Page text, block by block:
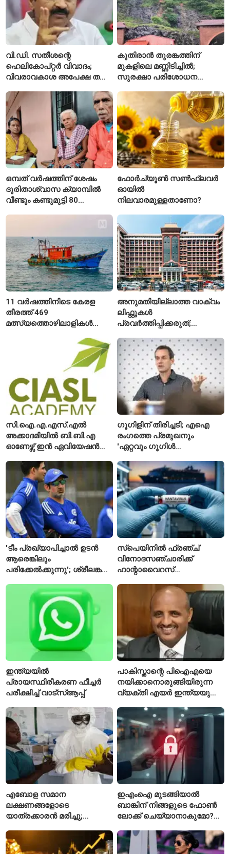
വി.ഡി. സതീശന്റെ
ഹെലികോപ്റ്റർ വിവാദം;
വിവരാവകാശ അപേക്ഷ തള്ളി
കുതിരാൻ തുരങ്കത്തിന്
മുകളിലെ മണ്ണിടിച്ചിൽ;
സുരക്ഷാ പരിശോധന
ഒമ്പത് വർഷത്തിന് ശേഷം
ദുരിതാശ്വാസ ക്യാമ്പിൽ
വീണ്ടും കണ്ടുമുട്ടി 80
ഫോർച്യൂൺ സൺഫ്ലവർ
ഓയിൽ
നിലവാരമുള്ളതാണോ?
11 വർഷത്തിനിടെ കേരള
തീരത്ത് 469
മത്സ്യത്തൊഴിലാളികൾ
കാണാതായി, 47,773 പേരെ
അനുമതിയില്ലാത്ത വാക്വം
ലിഫ്റ്റുകൾ
പ്രവർത്തിപ്പിക്കരുത്;
അനുമതിയില്ലാത്ത
ലിഫ്റ്റുകൾക്ക്
ഹൈക്കോടതിയുടെ വിലക്ക്
സി.ഐ.എ.എസ്.എൽ
അക്കാദമിയിൽ ബി.ബി.എ
ഓണേഴ്സ് ഇൻ ഏവിയേഷൻ
ഈമാസം 12 വരെ
ഗൂഗിളിന് തിരിച്ചടി; എഐ
രംഗത്തെ പ്രമുഖനും
'ഏറ്റവും ഗൂഗിൾ
വിശേഷിപ്പിക്കപ്പെട്ട
ഗവേഷകൻ രാജിവെച്ചു
'ടീം പ്രഖ്യാപിച്ചാൽ ഉടൻ
ആരെങ്കിലും
പരിക്കേൽക്കുന്നു'; ശ്രീലങ്കൻ
ടീമിനെ കുറിച്ച് മുൻതാരം
സ്പെയിനിൽ ഫ്രഞ്ച്
വിനോദസഞ്ചാരിക്ക്
ഹാന്റാവൈറസ്
ഐസൊലേഷനിൽ
പ്രവേശിപ്പിച്ചു
ഇന്ത്യയിൽ
പ്രായസ്ഥിരീകരണ ഫീച്ചർ
പരീക്ഷിച്ച് വാട്‌സ്ആപ്പ്
പാകിസ്താന്റെ പിഐഎയെ
നയിക്കാനൊരുങ്ങിയിരുന്ന
വ്യക്തി എയർ ഇന്ത്യയുടെ
എബോള സമാന
ലക്ഷണങ്ങളോടെ
യാത്രക്കാരൻ മരിച്ചു;
യാത്രക്കാരെ
നിരീക്ഷണത്തിൽ
ഇഎംഐ മുടങ്ങിയാൽ
ബാങ്കിന് നിങ്ങളുടെ ഫോൺ
ലോക്ക് ചെയ്യാനാകുമോ?
ചട്ടങ്ങൾ ഇങ്ങനെ